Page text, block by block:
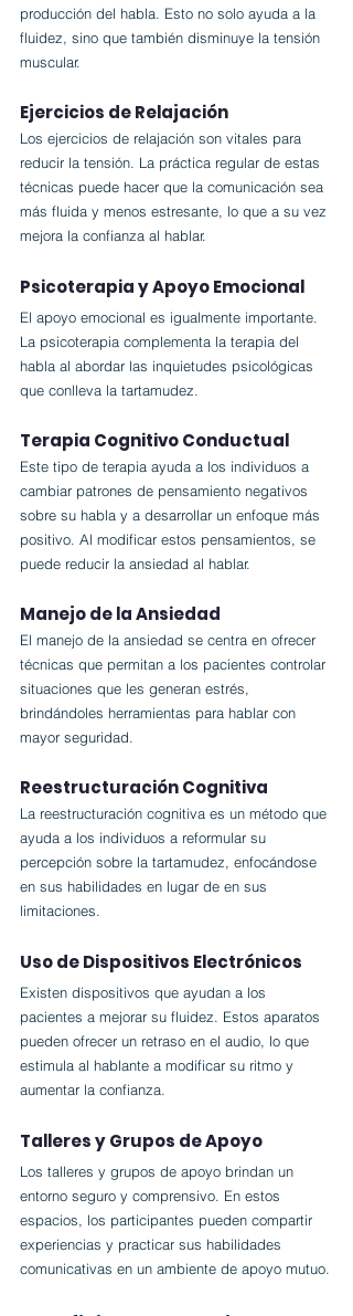
producción del habla. Esto no solo ayuda a la
fluidez, sino que también disminuye la tensión
muscular.
Ejercicios de Relajación
Los ejercicios de relajación son vitales para
reducir la tensión. La práctica regular de estas
técnicas puede hacer que la comunicación sea
más fluida y menos estresante, lo que a su vez
mejora la confianza al hablar.
Psicoterapia y Apoyo Emocional
El apoyo emocional es igualmente importante.
La psicoterapia complementa la terapia del
habla al abordar las inquietudes psicológicas
que conlleva la tartamudez.
Terapia Cognitivo Conductual
Este tipo de terapia ayuda a los individuos a
cambiar patrones de pensamiento negativos
sobre su habla y a desarrollar un enfoque más
positivo. Al modificar estos pensamientos, se
puede reducir la ansiedad al hablar.
Manejo de la Ansiedad
El manejo de la ansiedad se centra en ofrecer
técnicas que permitan a los pacientes controlar
situaciones que les generan estrés,
brindándoles herramientas para hablar con
mayor seguridad.
Reestructuración Cognitiva
La reestructuración cognitiva es un método que
ayuda a los individuos a reformular su
percepción sobre la tartamudez, enfocándose
en sus habilidades en lugar de en sus
limitaciones.
Uso de Dispositivos Electrónicos
Existen dispositivos que ayudan a los
pacientes a mejorar su fluidez. Estos aparatos
pueden ofrecer un retraso en el audio, lo que
estimula al hablante a modificar su ritmo y
aumentar la confianza.
Talleres y Grupos de Apoyo
Los talleres y grupos de apoyo brindan un
entorno seguro y comprensivo. En estos
espacios, los participantes pueden compartir
experiencias y practicar sus habilidades
comunicativas en un ambiente de apoyo mutuo.